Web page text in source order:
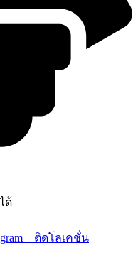
ด้
– ติดโลเคชั่น